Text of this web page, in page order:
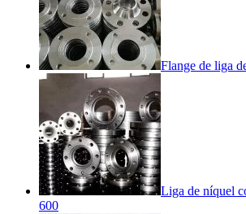
Flange de liga
Liga de níquel
600